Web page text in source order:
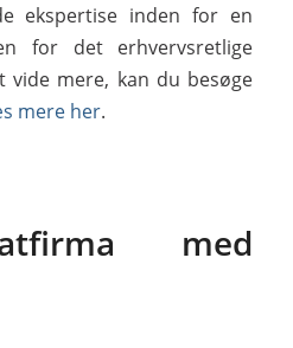
ekspertise inden for en
for det erhvervsretlige
mere, kan du besøge
mere her.
med